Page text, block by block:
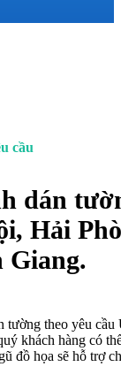
cầu
dán
Hải
Giang.
theo yêu
khách hàng có
đồ họa sẽ hỗ trợ